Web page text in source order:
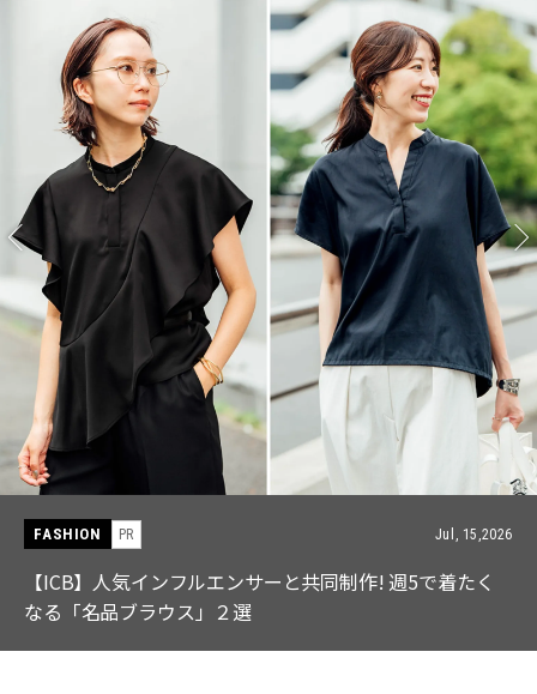
FASHION PR Jul, 15,2026
【ICB】人気インフルエンサーと共同制作! 週5で着たく
なる「名品ブラウス」２選